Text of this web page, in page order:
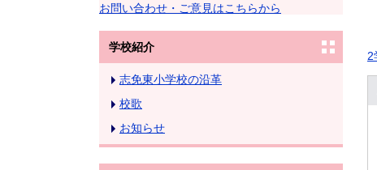
お問い合わせ・ご意見はこちらから
学校紹介
志免東小学校の沿革
校歌
お知らせ
2